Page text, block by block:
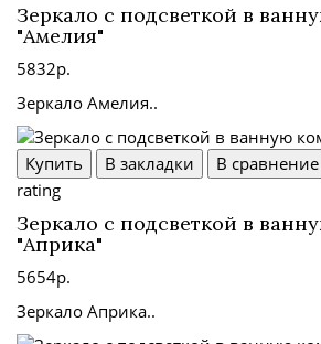
Зеркало с подсветкой в
"Амелия"
5832р.
Зеркало Амелия..
Купить В закладки
В сравнение
rating
Зеркало с подсветкой в
"Априка"
5654р.
Зеркало Априка..